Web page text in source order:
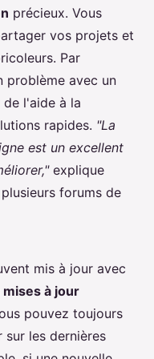
précieux. Vous
vos projets et
Par
problème avec un
l'aide à la
rapides. "La
est un excellent
explique
forums de
mis à jour avec
à jour
pouvez toujours
les dernières